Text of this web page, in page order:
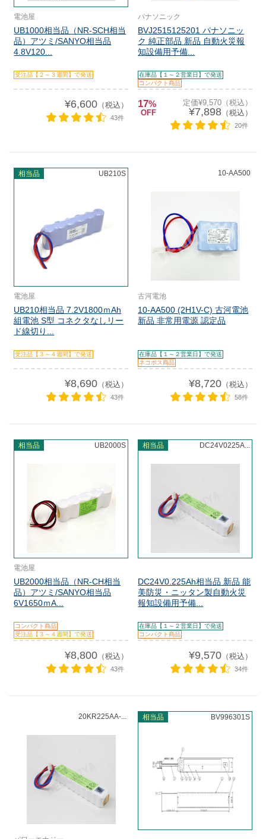
電池屋
UB1000相当品（NR-SCH相当
品）アツミ/SANYO相当品
4.8V120...
受注品【２～３週間】で発送
¥6,600（税込）
43件
パナソニック
BVJ2515125201 パナソニッ
ク 純正部品 新品 自動火災報
知設備用予備...
在庫品【１～２営業日】で発送
コンパクト商品
17%
OFF
定価¥9,570（税込）
¥7,898（税込）
20件
相当品 UB210S
電池屋
UB210相当品 7.2V1800ｍAh
組電池 S型 コネクタなしリー
ド線切り...
受注品【３～４週間】で発送
¥8,690（税込）
43件
10-AA500
古河電池
10-AA500 (2H1V-C) 古河電池
新品 非常用電源 認定品
在庫品【１～２営業日】で発送
ネコポス商品
¥8,720（税込）
58件
相当品 UB2000S
電池屋
UB2000相当品（NR-CH相当
品）アツミ/SANYO相当品
6V1650ｍA...
コンパクト商品
受注品【３～４週間】で発送
¥8,800（税込）
43件
相当品 DC24V0225A...
DC24V0.225Ah相当品 新品 能
美防災・ニッタン製自動火災
報知設備用予備...
在庫品【１～２営業日】で発送
コンパクト商品
¥9,570（税込）
34件
20KR225AA-... 相当品 BV996301S